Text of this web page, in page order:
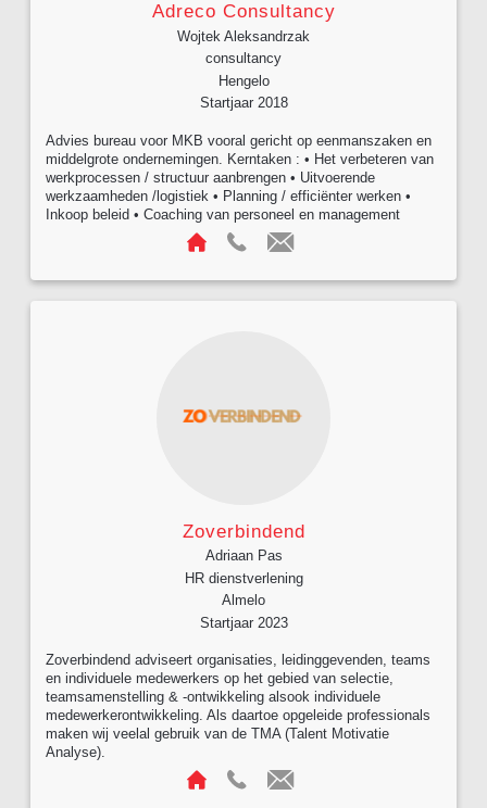
Adreco Consultancy
Wojtek Aleksandrzak
consultancy
Hengelo
Startjaar 2018
Advies bureau voor MKB vooral gericht op eenmanszaken en
middelgrote ondernemingen. Kerntaken : • Het verbeteren van
werkprocessen / structuur aanbrengen • Uitvoerende
werkzaamheden /logistiek • Planning / efficiënter werken •
Inkoop beleid • Coaching van personeel en management
Zoverbindend
Adriaan Pas
HR dienstverlening
Almelo
Startjaar 2023
Zoverbindend adviseert organisaties, leidinggevenden, teams
en individuele medewerkers op het gebied van selectie,
teamsamenstelling & -ontwikkeling alsook individuele
medewerkerontwikkeling. Als daartoe opgeleide professionals
maken wij veelal gebruik van de TMA (Talent Motivatie
Analyse).